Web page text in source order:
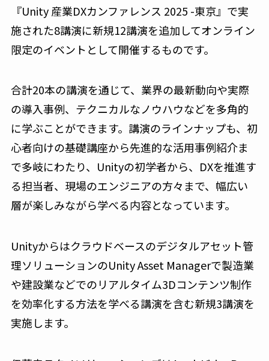
『Unity 産業DXカンファレンス 2025 -東京』で実
施された8講演に新規12講演を追加してオンライン
限定のイベントとして開催するものです。
合計20本の講演を通じて、業界の最新動向や実際
の導入事例、テクニカルなノウハウなどを多角的
に学ぶことができます。講演のラインナップも、初
心者向けの基礎講座から先進的な活用事例紹介ま
で多岐にわたり、Unityの初学者から、DXを推進す
る担当者、現場のエンジニアの方々まで、幅広い
層が楽しみながら学べる内容となっています。
Unityからはクラウドベースのデジタルアセット管
理ソリューションのUnity Asset Managerで製造業
や建設業などでのリアルタイム3Dコンテンツ制作
を効率化する方法を学べる講演を含む新規3講演を
実施します。